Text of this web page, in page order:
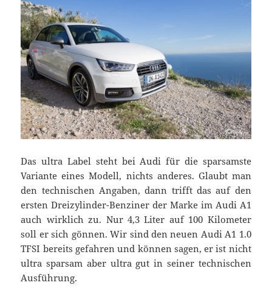
Das ultra Label steht bei Audi für die sparsamste
Variante eines Modell, nichts anderes. Glaubt man
den technischen Angaben, dann trifft das auf den
ersten Dreizylinder-Benziner der Marke im Audi A1
auch wirklich zu. Nur 4,3 Liter auf 100 Kilometer
soll er sich gönnen. Wir sind den neuen Audi A1 1.0
TFSI bereits gefahren und können sagen, er ist nicht
ultra sparsam aber ultra gut in seiner technischen
Ausführung.